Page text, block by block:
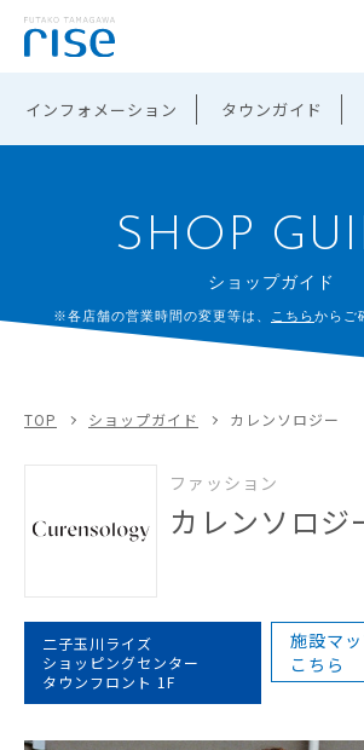
インフォメーション タウンガイド
SHOP
ショップガイド
※各店舗の営業時間の変更等は、 こちらからご
TOP ショップガイド カレンソロジー
ファッション
カレンソロジ
二子玉川ライズ
ショッピングセンター
タウンフロント 1F
施設マ
こちら